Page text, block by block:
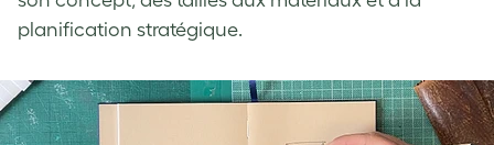
planification stratégique.